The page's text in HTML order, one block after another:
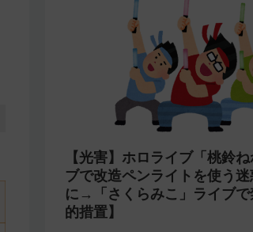
【光害】ホロライブ「桃鈴
ブで改造ペンライトを使う
に→「さくらみこ」ライブで
的措置】